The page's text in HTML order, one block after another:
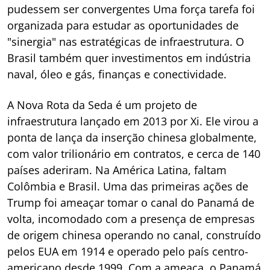
pudessem ser convergentes Uma força tarefa foi
organizada para estudar as oportunidades de
"sinergia" nas estratégicas de infraestrutura. O
Brasil também quer investimentos em indústria
naval, óleo e gás, finanças e conectividade.
A Nova Rota da Seda é um projeto de
infraestrutura lançado em 2013 por Xi. Ele virou a
ponta de lança da inserção chinesa globalmente,
com valor trilionário em contratos, e cerca de 140
países aderiram. Na América Latina, faltam
Colômbia e Brasil. Uma das primeiras ações de
Trump foi ameaçar tomar o canal do Panamá de
volta, incomodado com a presença de empresas
de origem chinesa operando no canal, construído
pelos EUA em 1914 e operado pelo país centro-